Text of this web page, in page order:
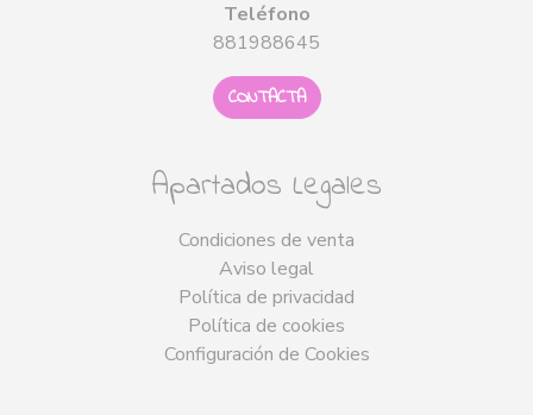
Teléfono
881988645
CONTACTA
Apartados Legales
Condiciones de venta
Aviso legal
Política de privacidad
Política de cookies
Configuración de Cookies